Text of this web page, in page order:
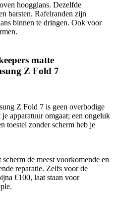
hoogglans. Dezelfde
barsten. Rafelranden zijn
binnen te dringen. Ook voor
matte
Z Fold 7
Z Fold 7 is geen overbodige
apparatuur omgaat; een ongeluk
toestel zonder scherm heb je
de meest voorkomende en
reparatie. Zelfs voor de
€100, laat staan voor